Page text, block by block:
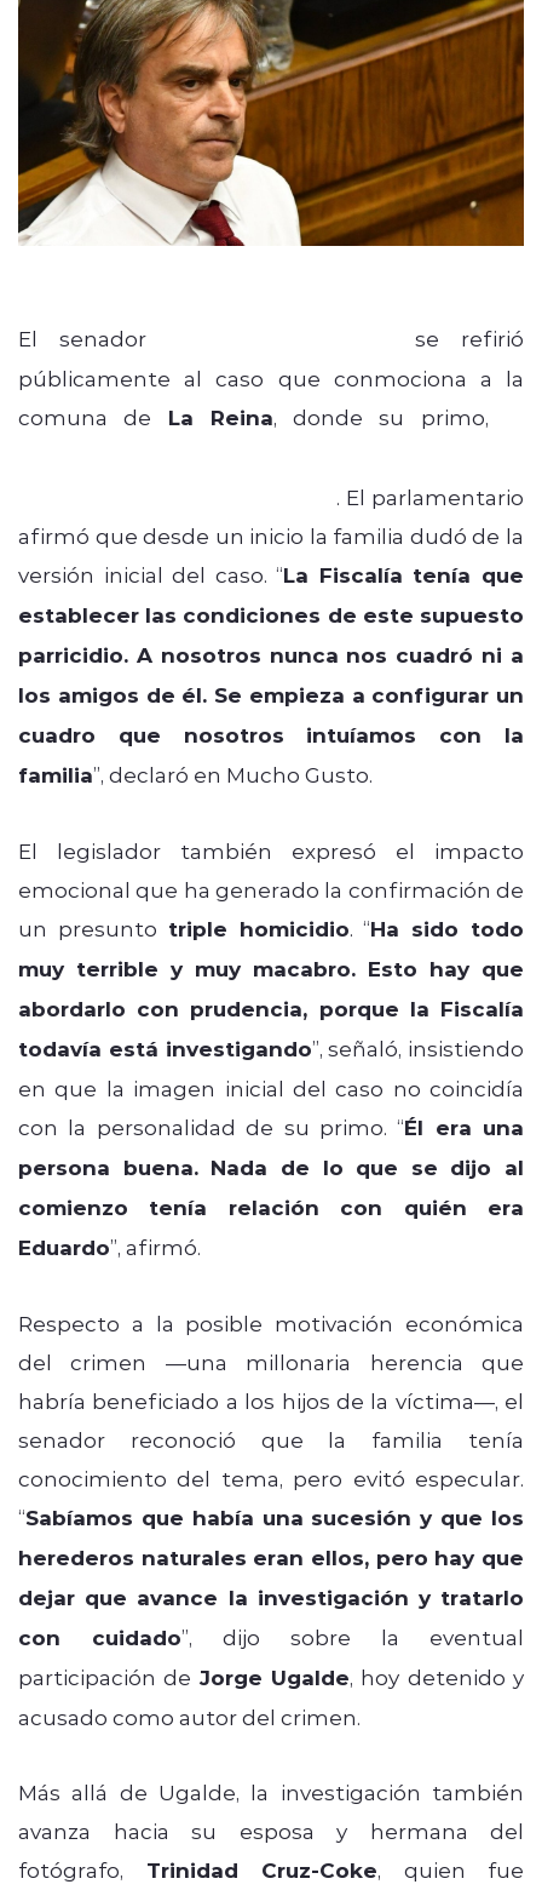
El senador
se refirió
públicamente al caso que conmociona a la
comuna de La Reina, donde su primo,
. El parlamentario
afirmó que desde un inicio la familia dudó de la
versión inicial del caso. “La Fiscalía tenía que
establecer las condiciones de este supuesto
parricidio. A nosotros nunca nos cuadró ni a
los amigos de él. Se empieza a configurar un
cuadro que nosotros intuíamos con la
familia”, declaró en Mucho Gusto.
El legislador también expresó el impacto
emocional que ha generado la confirmación de
un presunto triple homicidio. “Ha sido todo
muy terrible y muy macabro. Esto hay que
abordarlo con prudencia, porque la Fiscalía
todavía está investigando”, señaló, insistiendo
en que la imagen inicial del caso no coincidía
con la personalidad de su primo. “Él era una
persona buena. Nada de lo que se dijo al
comienzo tenía relación con quién era
Eduardo”, afirmó.
Respecto a la posible motivación económica
del crimen —una millonaria herencia que
habría beneficiado a los hijos de la víctima—, el
senador reconoció que la familia tenía
conocimiento del tema, pero evitó especular.
“Sabíamos que había una sucesión y que los
herederos naturales eran ellos, pero hay que
dejar que avance la investigación y tratarlo
con cuidado”, dijo sobre la eventual
participación de Jorge Ugalde, hoy detenido y
acusado como autor del crimen.
Más allá de Ugalde, la investigación también
avanza hacia su esposa y hermana del
fotógrafo, Trinidad Cruz-Coke, quien fue